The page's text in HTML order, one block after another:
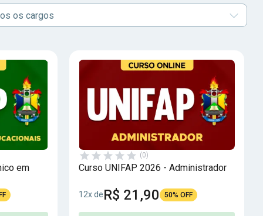
os cargos
em
(0)
Curso UNIFAP 2026 - Administrador
12x deR$ 21,90 50% OFF